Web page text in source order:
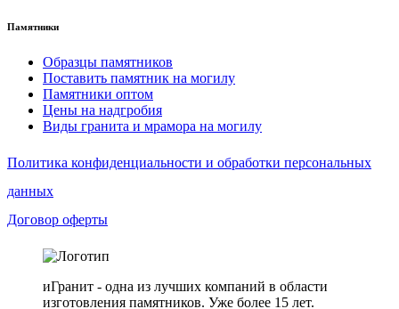
Памятники
Образцы памятников
Поставить памятник на могилу
Памятники оптом
Цены на надгробия
Виды гранита и мрамора на могилу
Политика конфиденциальности и обработки персональных
данных
Договор оферты
иГранит - одна из лучших компаний в области
изготовления памятников. Уже более 15 лет.